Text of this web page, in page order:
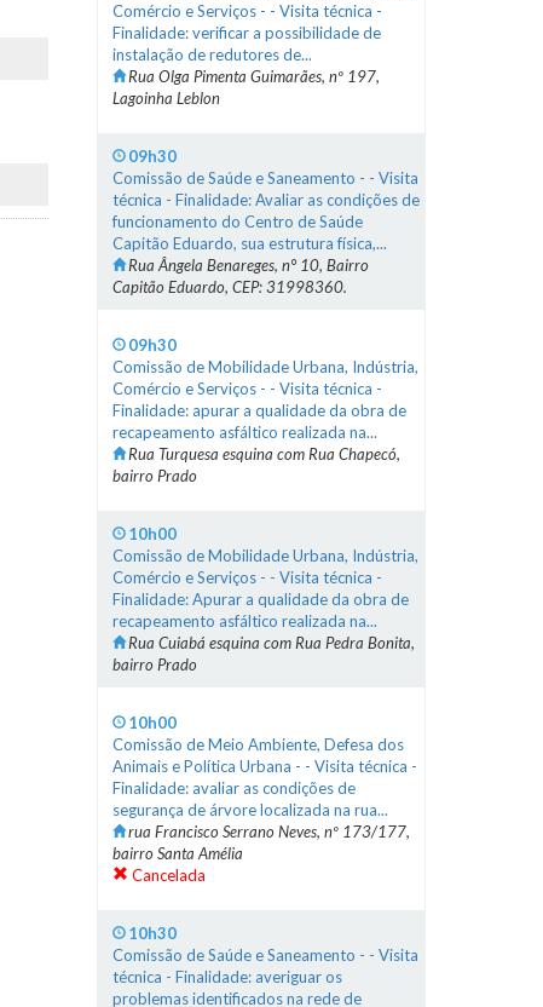
Comércio e Serviços - - Visita técnica -
Finalidade: verificar a possibilidade de
instalação de redutores de...
Rua Olga Pimenta Guimarães, nº 197,
Lagoinha Leblon
09h30
Comissão de Saúde e Saneamento - - Visita
técnica - Finalidade: Avaliar as condições de
funcionamento do Centro de Saúde
Capitão Eduardo, sua estrutura física,...
Rua Ângela Benareges, n° 10, Bairro
Capitão Eduardo, CEP: 31998360.
09h30
Comissão de Mobilidade Urbana, Indústria,
Comércio e Serviços - - Visita técnica -
Finalidade: apurar a qualidade da obra de
recapeamento asfáltico realizada na...
Rua Turquesa esquina com Rua Chapecó,
bairro Prado
10h00
Comissão de Mobilidade Urbana, Indústria,
Comércio e Serviços - - Visita técnica -
Finalidade: Apurar a qualidade da obra de
recapeamento asfáltico realizada na...
Rua Cuiabá esquina com Rua Pedra Bonita,
bairro Prado
10h00
Comissão de Meio Ambiente, Defesa dos
Animais e Política Urbana - - Visita técnica -
Finalidade: avaliar as condições de
segurança de árvore localizada na rua...
rua Francisco Serrano Neves, nº 173/177,
bairro Santa Amélia
Cancelada
10h30
Comissão de Saúde e Saneamento - - Visita
técnica - Finalidade: averiguar os
problemas identificados na rede de